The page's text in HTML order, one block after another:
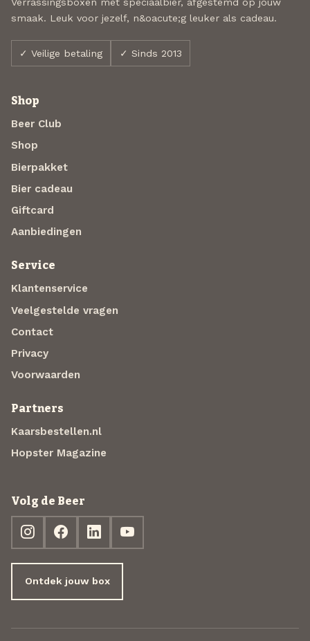
Verrassingsboxen met speciaalbier, afgestemd op jouw
smaak. Leuk voor jezelf, n&oacute;g leuker als cadeau.
✓ Veilige betaling ✓ Sinds 2013
Shop
Beer Club
Shop
Bierpakket
Bier cadeau
Giftcard
Aanbiedingen
Service
Klantenservice
Veelgestelde vragen
Contact
Privacy
Voorwaarden
Partners
Kaarsbestellen.nl
Hopster Magazine
Volg de Beer
Ontdek jouw box